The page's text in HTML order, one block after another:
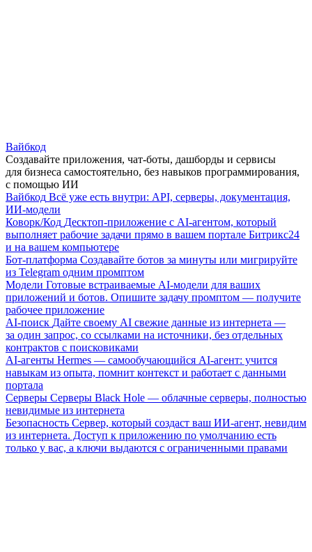
Вайбкод
Создавайте приложения, чат-боты, дашборды и сервисы
для бизнеса самостоятельно, без навыков программирования,
с помощью ИИ
Вайбкод Всё уже есть внутри: API, серверы, документация,
ИИ-модели
Коворк/Код Десктоп-приложение с AI-агентом, который
выполняет рабочие задачи прямо в вашем портале Битрикс24
и на вашем компьютере
Бот-платформа Создавайте ботов за минуты или мигрируйте
из Telegram одним промптом
Модели Готовые встраиваемые AI-модели для ваших
приложений и ботов. Опишите задачу промптом — получите
рабочее приложение
AI-поиск Дайте своему AI свежие данные из интернета —
за один запрос, со ссылками на источники, без отдельных
контрактов с поисковиками
AI-агенты Hermes — самообучающийся AI-агент: учится
навыкам из опыта, помнит контекст и работает с данными
портала
Серверы Серверы Black Hole — облачные серверы, полностью
невидимые из интернета
Безопасность Сервер, который создаст ваш ИИ-агент, невидим
из интернета. Доступ к приложению по умолчанию есть
только у вас, а ключи выдаются с ограниченными правами